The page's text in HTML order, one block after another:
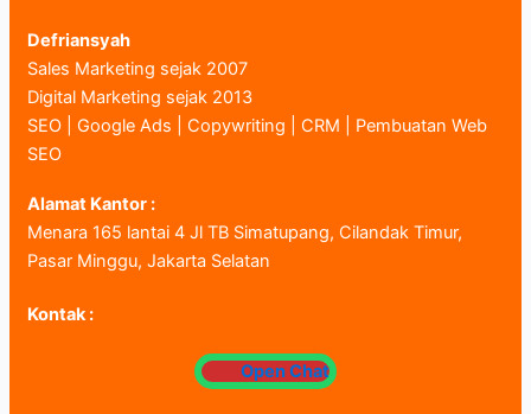
Defriansyah
Sales Marketing sejak 2007
Digital Marketing sejak 2013
SEO | Google Ads | Copywriting | CRM | Pembuatan Web
SEO
Alamat Kantor :
Menara 165 lantai 4 Jl TB Simatupang, Cilandak Timur,
Pasar Minggu, Jakarta Selatan
Kontak :
Open Chat